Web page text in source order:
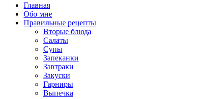
Главная
Обо мне
Правильные рецепты
Вторые блюда
Салаты
Супы
Запеканки
Завтраки
Закуски
Гарниры
Выпечка